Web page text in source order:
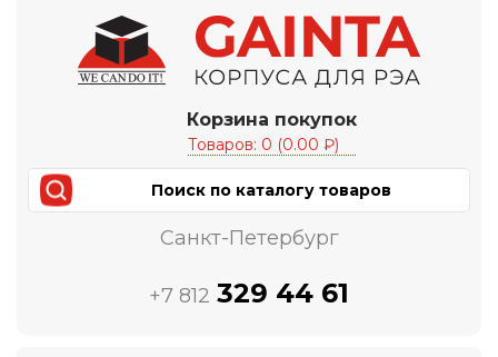
Корзина покупок
Товаров: 0 (0.00 ₽)
Санкт-Петербург
+7 812 329 44 61